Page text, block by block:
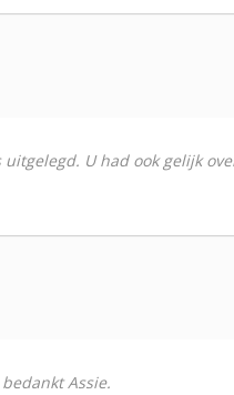
U had ook gelijk
Assie.